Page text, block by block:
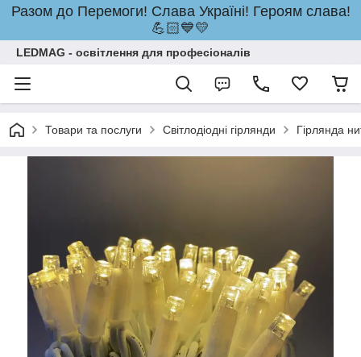
Разом до Перемоги! Слава Україні! Героям слава!
💪🏻💙💛
LEDMAG - освітлення для професіоналів
Товари та послуги Світлодіодні гірлянди Гірлянда